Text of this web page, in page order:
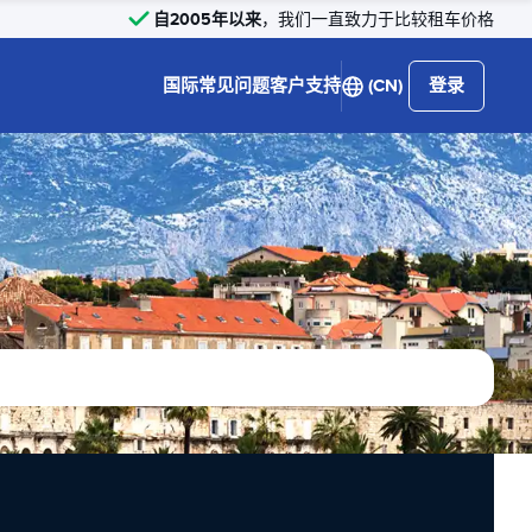
自2005年以来，我们一直致力于比较租车价格
国际常见问题客户支持 (CN) 登录